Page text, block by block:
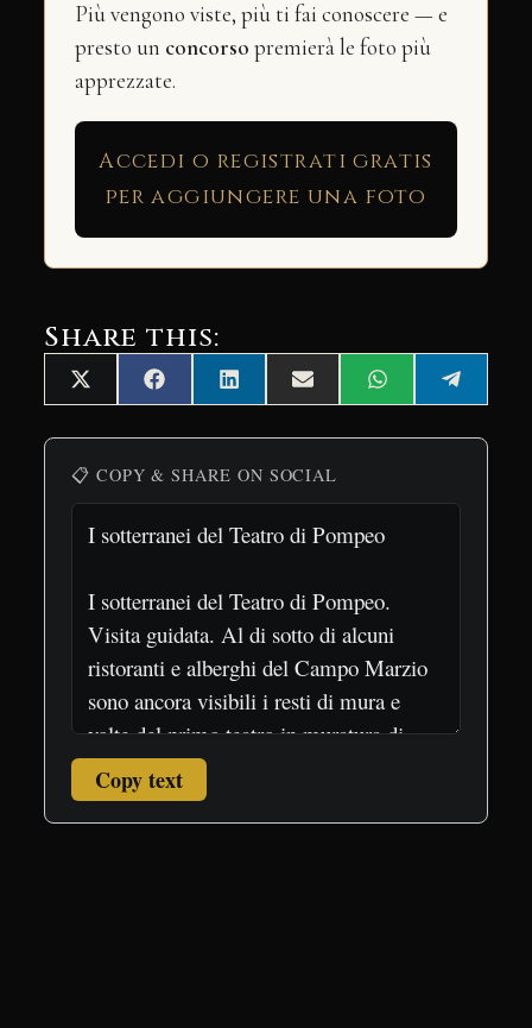
Più vengono viste, più ti fai conoscere — e
presto un concorso premierà le foto più
apprezzate.
Accedi o registrati gratis
per aggiungere una foto
Share this:
Share
on
X
(Twitter)
Share
on
FacebookShare
on
LinkedInShare
on
Email Share
on
WhatsAppShare
on
📋 COPY & SHARE ON SOCIAL
Copy text